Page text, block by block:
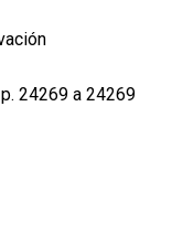
24269 a 24269